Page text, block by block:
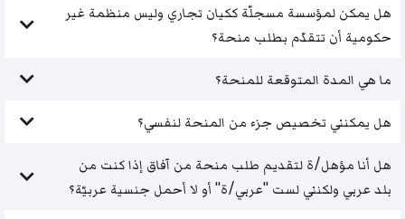
هل يمكن لمؤسسة مسجلّة ككيان تجاري وليس منظمة غير
حكومية أن تتقدّم بطلب منحة؟
ما هي المدة المتوقعة للمنحة؟
هل يمكنني تخصيص جزء من المنحة لنفسي؟
هل أنا مؤهل/ة لتقديم طلب منحة من آفاق إذا كنت من
بلد عربي ولكنني لست "عربي/ة" أو لا أحمل جنسية عربيّة؟